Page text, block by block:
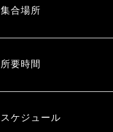
集合場所
所要時間
スケジュール